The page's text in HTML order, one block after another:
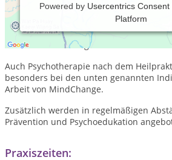
Powered by Usercentrics
Platform
MindChange bietet zum einen Coaching
schwierigen Lebenssituationen,
der Neuorientierung an.
Auch Psychotherapie nach dem
besonders bei den unten genannten
Arbeit von MindChange.
Zusätzlich werden in regelmäßigen
Prävention und Psychoedukation
Praxiszeiten: